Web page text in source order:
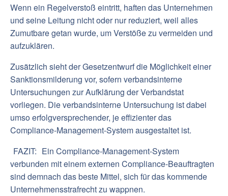
Wenn ein Regelverstoß eintritt, haften das Unternehmen
und seine Leitung nicht oder nur reduziert, weil alles
Zumutbare getan wurde, um Verstöße zu vermeiden und
aufzuklären.
Zusätzlich sieht der Gesetzentwurf die Möglichkeit einer
Sanktionsmilderung vor, sofern verbandsinterne
Untersuchungen zur Aufklärung der Verbandstat
vorliegen. Die verbandsinterne Untersuchung ist dabei
umso erfolgversprechender, je effizienter das
Compliance-Management-System ausgestaltet ist.
FAZIT: Ein Compliance-Management-System
verbunden mit einem externen Compliance-Beauftragten
sind demnach das beste Mittel, sich für das kommende
Unternehmensstrafrecht zu wappnen.